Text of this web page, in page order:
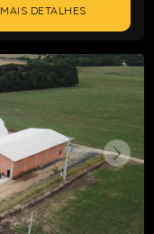
MAIS DETALHES